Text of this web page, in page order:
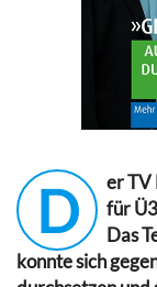
D
er TV
für
Das
konnte sich